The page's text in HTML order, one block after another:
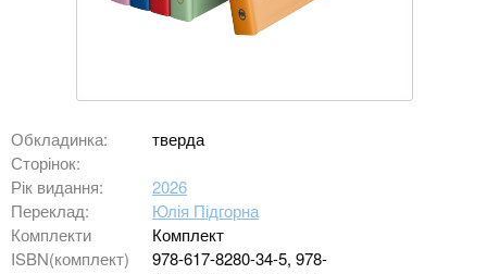
Обкладинка:
тверда
Сторінок:
Рік видання:
2026
Переклад:
Юлія Підгорна
Комплекти
Комплект
ISBN(комплект)
978-617-8280-34-5, 978-